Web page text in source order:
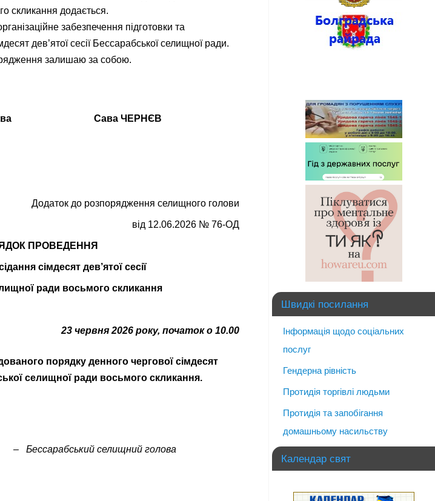
скликання додається.
забезпечення підготовки та
дев’ятої сесії Бессарабської селищної ради.
залишаю за собою.
голова Сава ЧЕРНЄВ
Додаток до розпорядження селищного голови
від 12.06.2026 № 76-ОД
ПРОВЕДЕННЯ
сімдесят дев’ятої сесії
ради восьмого скликання
23 червня 2026 року, початок о 10.00
порядку денного чергової сімдесят
селищної ради восьмого скликання.
– Бессарабський селищний голова
Швидкі посилання
Інформація щодо соціальних
послуг
Гендерна рівність
Протидія торгівлі людьми
Протидія та запобігання
домашньому насильству
Календар свят